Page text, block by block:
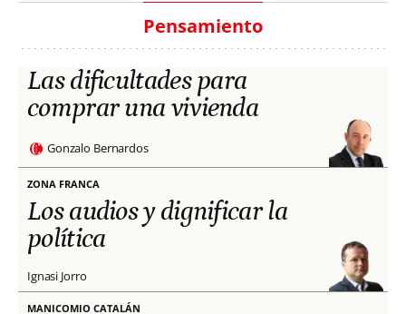
Pensamiento
Las dificultades para
comprar una vivienda
Gonzalo Bernardos
ZONA FRANCA
Los audios y dignificar la
política
Ignasi Jorro
MANICOMIO CATALÁN